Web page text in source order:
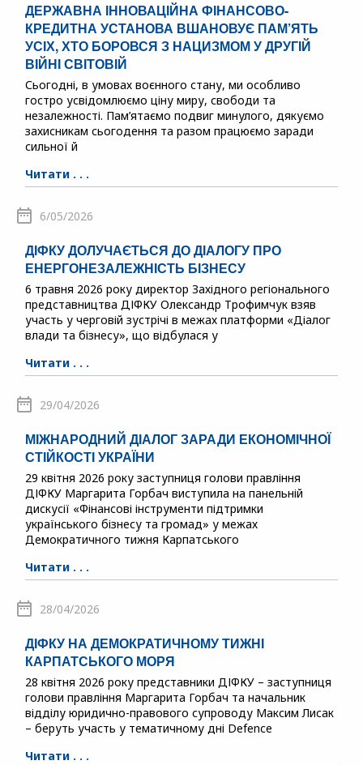
ДЕРЖАВНА ІННОВАЦІЙНА ФІНАНСОВО-
КРЕДИТНА УСТАНОВА ВШАНОВУЄ ПАМ’ЯТЬ
УСІХ, ХТО БОРОВСЯ З НАЦИЗМОМ У ДРУГІЙ
ВІЙНІ СВІТОВІЙ
Сьогодні, в умовах воєнного стану, ми особливо
гостро усвідомлюємо ціну миру, свободи та
незалежності. Пам’ятаємо подвиг минулого, дякуємо
захисникам сьогодення та разом працюємо заради
сильної й
Читати . . .
6/05/2026
ДІФКУ ДОЛУЧАЄТЬСЯ ДО ДІАЛОГУ ПРО
ЕНЕРГОНЕЗАЛЕЖНІСТЬ БІЗНЕСУ
6 травня 2026 року директор Західного регіонального
представництва ДІФКУ Олександр Трофимчук взяв
участь у черговій зустрічі в межах платформи «Діалог
влади та бізнесу», що відбулася у
Читати . . .
29/04/2026
МІЖНАРОДНИЙ ДІАЛОГ ЗАРАДИ ЕКОНОМІЧНОЇ
СТІЙКОСТІ УКРАЇНИ
29 квітня 2026 року заступниця голови правління
ДІФКУ Маргарита Горбач виступила на панельній
дискусії «Фінансові інструменти підтримки
українського бізнесу та громад» у межах
Демократичного тижня Карпатського
Читати . . .
28/04/2026
ДІФКУ НА ДЕМОКРАТИЧНОМУ ТИЖНІ
КАРПАТСЬКОГО МОРЯ
28 квітня 2026 року представники ДІФКУ – заступниця
голови правління Маргарита Горбач та начальник
відділу юридично-правового супроводу Максим Лисак
– беруть участь у тематичному дні Defence
Читати . . .